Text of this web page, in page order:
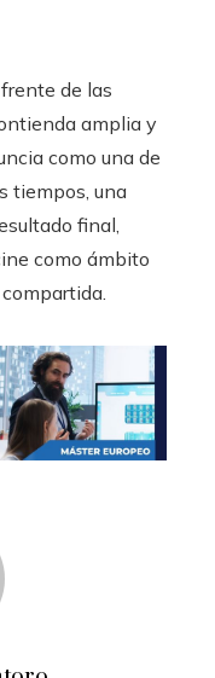
frente de las
amplia y
como una de
tiempos, una
final,
como ámbito